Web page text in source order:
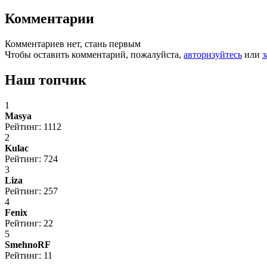
Комментарии
Комментариев нет, стань первым
Чтобы оставить комментарий, пожалуйста, авторизуйтесь или
Наш топчик
1
Masya
Рейтинг: 1112
2
Kulac
Рейтинг: 724
3
Liza
Рейтинг: 257
4
Fenix
Рейтинг: 22
5
SmehnoRF
Рейтинг: 11